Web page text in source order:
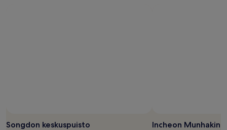
Songdon keskuspuisto Incheon Munhakin